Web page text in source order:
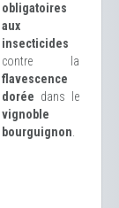
obligatoires
aux
insecticides
contre la
flavescence
dorée dans le
vignoble
bourguignon